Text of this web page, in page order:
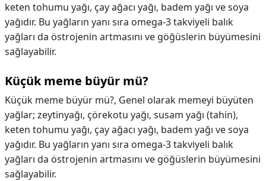
keten tohumu yağı, çay ağacı yağı, badem yağı ve soya
yağıdır. Bu yağların yanı sıra omega-3 takviyeli balık
yağları da östrojenin artmasını ve göğüslerin büyümesini
sağlayabilir.
Küçük meme büyür mü?
Küçük meme büyür mü?, Genel olarak memeyi büyüten
yağlar; zeytinyağı, çörekotu yağı, susam yağı (tahin),
keten tohumu yağı, çay ağacı yağı, badem yağı ve soya
yağıdır. Bu yağların yanı sıra omega-3 takviyeli balık
yağları da östrojenin artmasını ve göğüslerin büyümesini
sağlayabilir.